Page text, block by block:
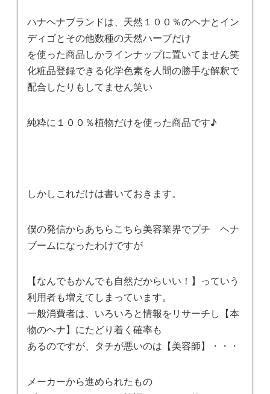
ハナヘナブランドは、天然１００％のヘナとイン
ディゴとその他数種の天然ハーブだけ
を使った商品しかラインナップに置いてません笑
化粧品登録できる化学色素を人間の勝手な解釈で
配合したりもしてません笑い
純粋に１００％植物だけを使った商品です♪
しかしこれだけは書いておきます。
僕の発信からあちらこちら美容業界でプチ ヘナ
ブームになったわけですが
【なんでもかんでも自然だからいい！】っていう
利用者も増えてしまっています。
一般消費者は、いろいろと情報をリサーチし【本
物のヘナ】にたどり着く確率も
あるのですが、タチが悪いのは【美容師】・・・
メーカーから進められたもの